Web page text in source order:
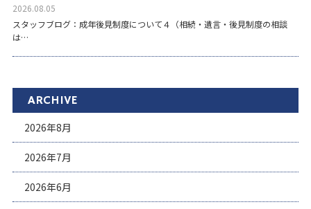
2026.08.05
スタッフブログ：成年後見制度について４（相続・遺言・後見制度の相談
は…
ARCHIVE
2026年8月
2026年7月
2026年6月